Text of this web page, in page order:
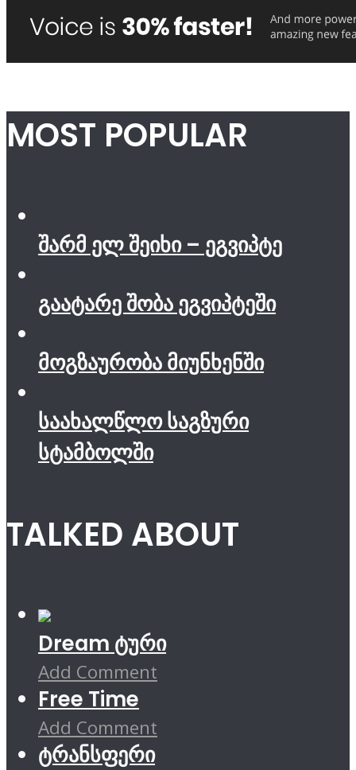
MOST POPULAR
შარმ ელ შეიხი – ეგვიპტე
გაატარე შობა ეგვიპტეში
მოგზაურობა მიუნხენში
საახალწლო საგზური
სტამბოლში
TALKED ABOUT
Dream ტური
Add Comment
Free Time
Add Comment
ტრანსფერი